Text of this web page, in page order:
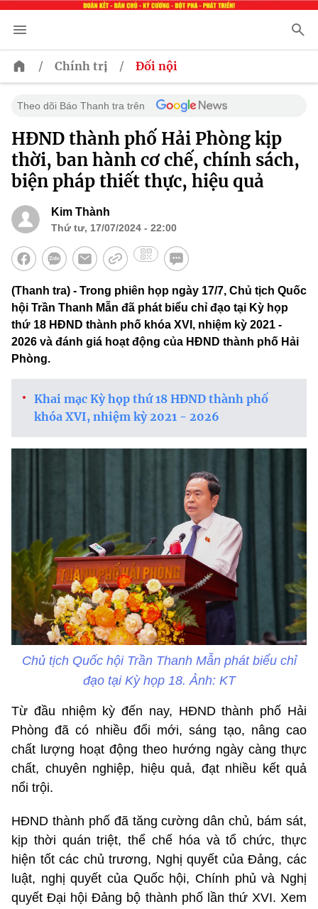
/ Chính trị / Đối nội
Theo dõi Báo Thanh tra trên
HĐND thành phố Hải Phòng kịp
thời, ban hành cơ chế, chính sách,
biện pháp thiết thực, hiệu quả
Kim Thành
Thứ tư, 17/07/2024 - 22:00
(Thanh tra) - Trong phiên họp ngày 17/7, Chủ tịch Quốc
hội Trần Thanh Mẫn đã phát biểu chỉ đạo tại Kỳ họp
thứ 18 HĐND thành phố khóa XVI, nhiệm kỳ 2021 -
2026 và đánh giá hoạt động của HĐND thành phố Hải
Phòng.
Khai mạc Kỳ họp thứ 18 HĐND thành phố
khóa XVI, nhiệm kỳ 2021 - 2026
Chủ tịch Quốc hội Trần Thanh Mẫn phát biểu chỉ
đạo tại Kỳ họp 18. Ảnh: KT
Từ đầu nhiệm kỳ đến nay, HĐND thành phố Hải
Phòng đã có nhiều đổi mới, sáng tạo, nâng cao
chất lượng hoạt động theo hướng ngày càng thực
chất, chuyên nghiệp, hiệu quả, đạt nhiều kết quả
nổi trội.
HĐND thành phố đã tăng cường dân chủ, bám sát,
kịp thời quán triệt, thể chế hóa và tổ chức, thực
hiện tốt các chủ trương, Nghị quyết của Đảng, các
luật, nghị quyết của Quốc hội, Chính phủ và Nghị
quyết Đại hội Đảng bộ thành phố lần thứ XVI. Xem